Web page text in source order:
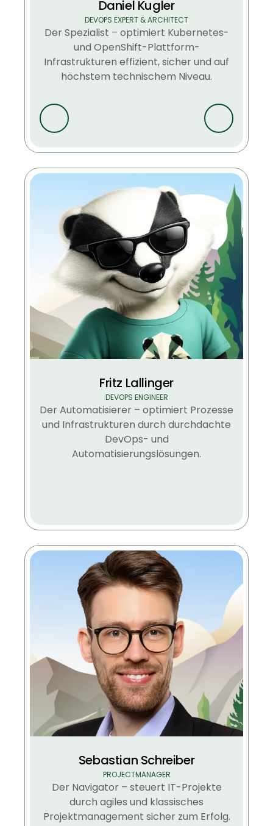
Daniel Kugler
DEVOPS EXPERT & ARCHITECT
Der Spezialist – optimiert Kubernetes-
und OpenShift-Plattform-
Infrastrukturen effizient, sicher und auf
höchstem technischem Niveau.
Fritz Lallinger
DEVOPS ENGINEER
Der Automatisierer – optimiert Prozesse
und Infrastrukturen durch durchdachte
DevOps- und
Automatisierungslösungen.
Sebastian Schreiber
PROJECTMANAGER
Der Navigator – steuert IT-Projekte
durch agiles und klassisches
Projektmanagement sicher zum Erfolg.